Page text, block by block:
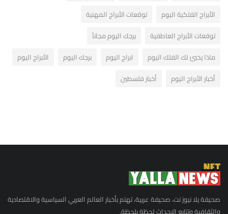
الأبراج الفلكية اليوم
توقعات الأبراج المهنية
توقعات الأبراج العاطفية
برجك اليوم مجاناً
ماذا يخبئ لك الفلك اليوم
ابراج اليوم برجك اليوم
الأبراج اليوم
أخبار الأبراج اليوم
أخبار فلسطين
صحيفة يلا نيوز نت، صحيفة عربية، تهتم بأخبار العالم العربي السياسية والاقتصادية